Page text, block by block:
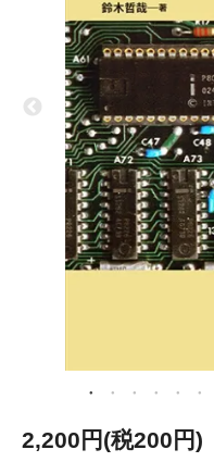
2,200円(税200円)